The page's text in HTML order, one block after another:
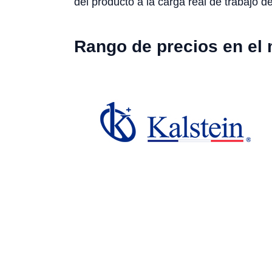
Rango de precios en el